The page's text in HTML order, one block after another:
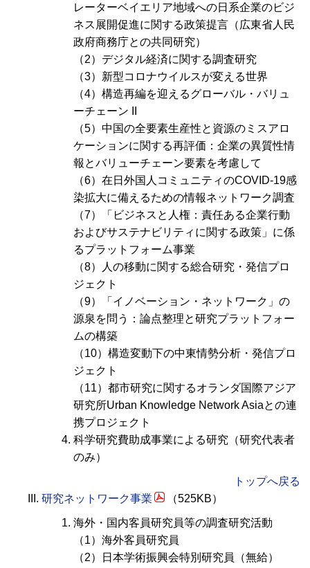
レーターベイエリア地域への日系企業のビジ
ネス展開促進に関する政策提言（広東省人民
政府商務庁との共同研究）
（2）デジタル経済に関する調査研究
（3）新型コロナウイルスが変える世界
（4）構造再編を迎えるグローバル・バリュ
ーチェーン II
（5）中国の全要素生産性と資源のミスアロ
ケーションに関する再評価：企業の異質性情
報とバリューチェーン要素を考慮して
（6）在日外国人コミュニティのCOVID-19感
染拡大に備えるための情報ネットワーク調査
（7）「ビジネスと人権：責任ある企業行動
およびサステナビリティに関する政策」に係
るプラットフォーム事業
（8）人の移動に関する総合研究・発信プロ
ジェクト
（9）「イノベーション・ネットワーク」の
源泉を問う：論点整理と研究プラットフォー
ムの構築
（10）構造変動下の中東情勢分析・発信プロ
ジェクト
（11）都市研究に関するオランダ国際アジア
研究所Urban Knowledge Network Asiaとの連
携プロジェクト
科学研究費助成事業による研究（研究代表者
のみ）
トップへ戻る
研究ネットワーク事業
（525KB）
海外・国内客員研究員等の調査研究活動
（1）海外客員研究員
（2）日本学術振興会特別研究員（無給）